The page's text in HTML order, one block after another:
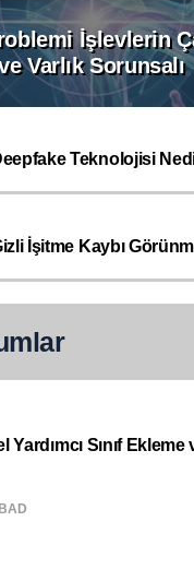
İşlevlerin
Varlık Sorunsalı
Teknolojisi
İşitme Kaybı
Yardımcı Sınıf